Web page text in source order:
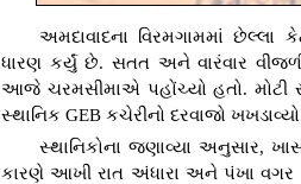
અમદાવાદના વિરમગામમાં
ધારણ કર્યું છે. સતત અને વારંવાર
આજે ચરમસીમાએ પહોંચ્યો હતો. મોટી
સ્થાનિક GEB કચેરીનો દરવાજો
સ્થાનિકોના જણાવ્યા અનુસાર,
કારણે આખી રાત અંધારા અને પંખા વગર